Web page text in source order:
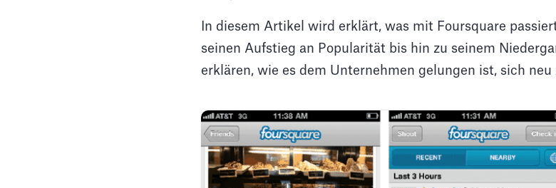
In diesem Artikel wird erklärt, was mit Foursquare
seinen Aufstieg an Popularität bis hin zu seinem
erklären, wie es dem Unternehmen gelungen ist, sich neu